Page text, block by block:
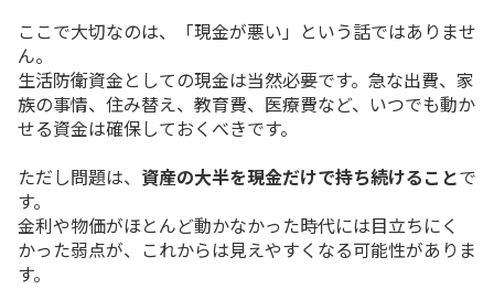
ここで大切なのは、「現金が悪い」という話ではありませ
ん。
生活防衛資金としての現金は当然必要です。急な出費、家
族の事情、住み替え、教育費、医療費など、いつでも動か
せる資金は確保しておくべきです。
ただし問題は、 資産の大半を現金だけで持ち続けることで
す。
金利や物価がほとんど動かなかった時代には目立ちにく
かった弱点が、これからは見えやすくなる可能性がありま
す。